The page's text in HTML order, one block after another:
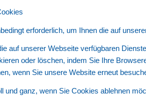
erforderlich, um Ihnen die auf
auf unserer Webseite verfügbaren
oder löschen, indem Sie Ihre
wenn Sie unsere Website erneut
und ganz, wenn Sie Cookies ablehnen